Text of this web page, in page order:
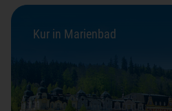
Kur in Marienbad